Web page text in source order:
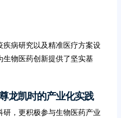
病研究以及精准医疗方案设
物医药创新提供了坚实基
龙凯时的产业化实践
，更积极参与生物医药产业